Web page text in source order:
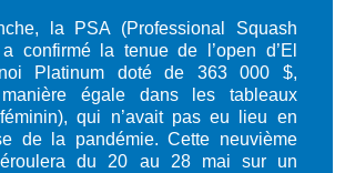
la PSA (Professional Squash
confirmé la tenue de l’open d’El
Platinum doté de 363 000 $,
égale dans les tableaux
qui n’avait pas eu lieu en
de la pandémie. Cette neuvième
du 20 au 28 mai sur un